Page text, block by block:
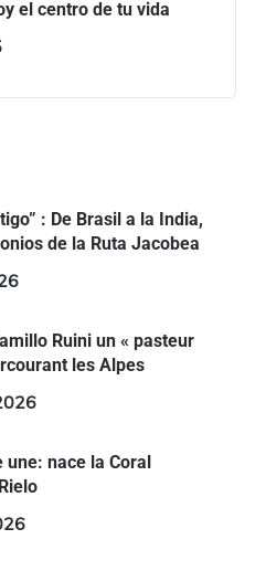
el centro de tu vida
: De Brasil a la India,
de la Ruta Jacobea
Ruini un « pasteur
les Alpes
une: nace la Coral